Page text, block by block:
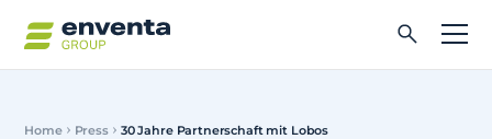
Home Press 30 Jahre Partnerschaft mit Lobos